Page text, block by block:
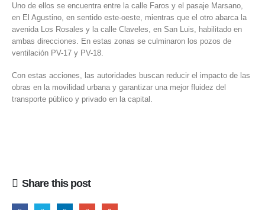
Uno de ellos se encuentra entre la calle Faros y el pasaje Marsano,
en El Agustino, en sentido este-oeste, mientras que el otro abarca la
avenida Los Rosales y la calle Claveles, en San Luis, habilitado en
ambas direcciones. En estas zonas se culminaron los pozos de
ventilación PV-17 y PV-18.
Con estas acciones, las autoridades buscan reducir el impacto de las
obras en la movilidad urbana y garantizar una mejor fluidez del
transporte público y privado en la capital.
Share this post